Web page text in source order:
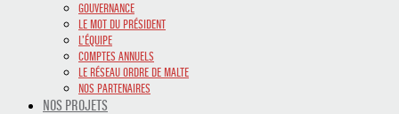
GOUVERNANCE
LE MOT DU PRÉSIDENT
L’ÉQUIPE
COMPTES ANNUELS
LE RÉSEAU ORDRE DE MALTE
NOS PARTENAIRES
NOS PROJETS